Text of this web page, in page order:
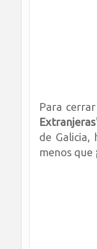
Para cerrar
de Galicia,
menos que